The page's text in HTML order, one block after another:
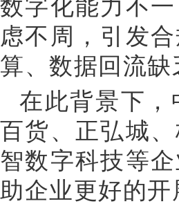
虑不周，引发
算、数据回流
在此背景下
百货、正弘城
智数字科技等
助企业更好的